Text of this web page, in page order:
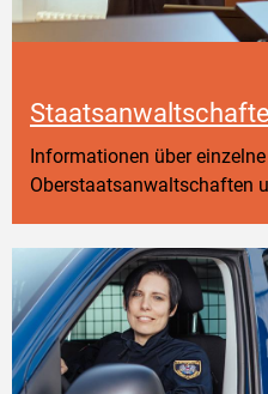
Informationen über
Oberstaatsanwaltschaften